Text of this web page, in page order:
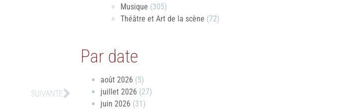
SUIVANTE
Musique (305)
Théâtre et Art de la scène (72)
Par date
août 2026 (5)
juillet 2026 (27)
juin 2026 (31)